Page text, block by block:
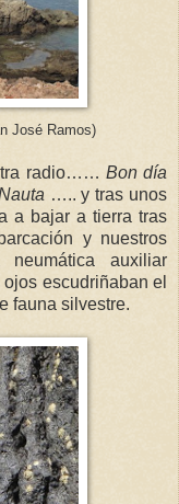
José Ramos)
radio…… Bon día
….. y tras unos
a bajar a tierra tras
y nuestros
auxiliar
escudriñaban el
fauna silvestre.